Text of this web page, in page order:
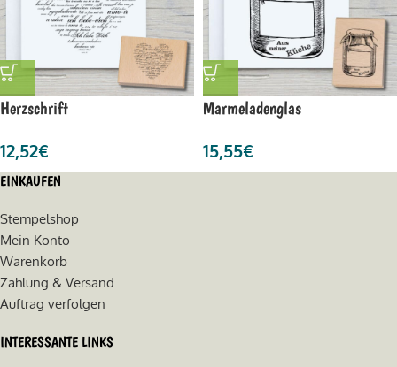
Herzschrift
12,52€
Marmeladenglas
15,55€
EINKAUFEN
Stempelshop
Mein Konto
Warenkorb
Zahlung & Versand
Auftrag verfolgen
INTERESSANTE LINKS